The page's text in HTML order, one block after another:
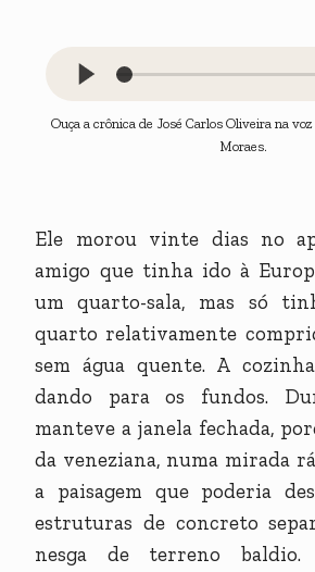
Ouça a crônica de José Carlos Oliveira na
Moraes.
Ele morou vinte dias no
amigo que tinha ido à
um quarto-sala, mas só
quarto relativamente
sem água quente. A
dando para os fundos.
manteve a janela fechada,
da veneziana, numa mirada
a paisagem que poderia
estruturas de concreto
nesga de terreno baldio.